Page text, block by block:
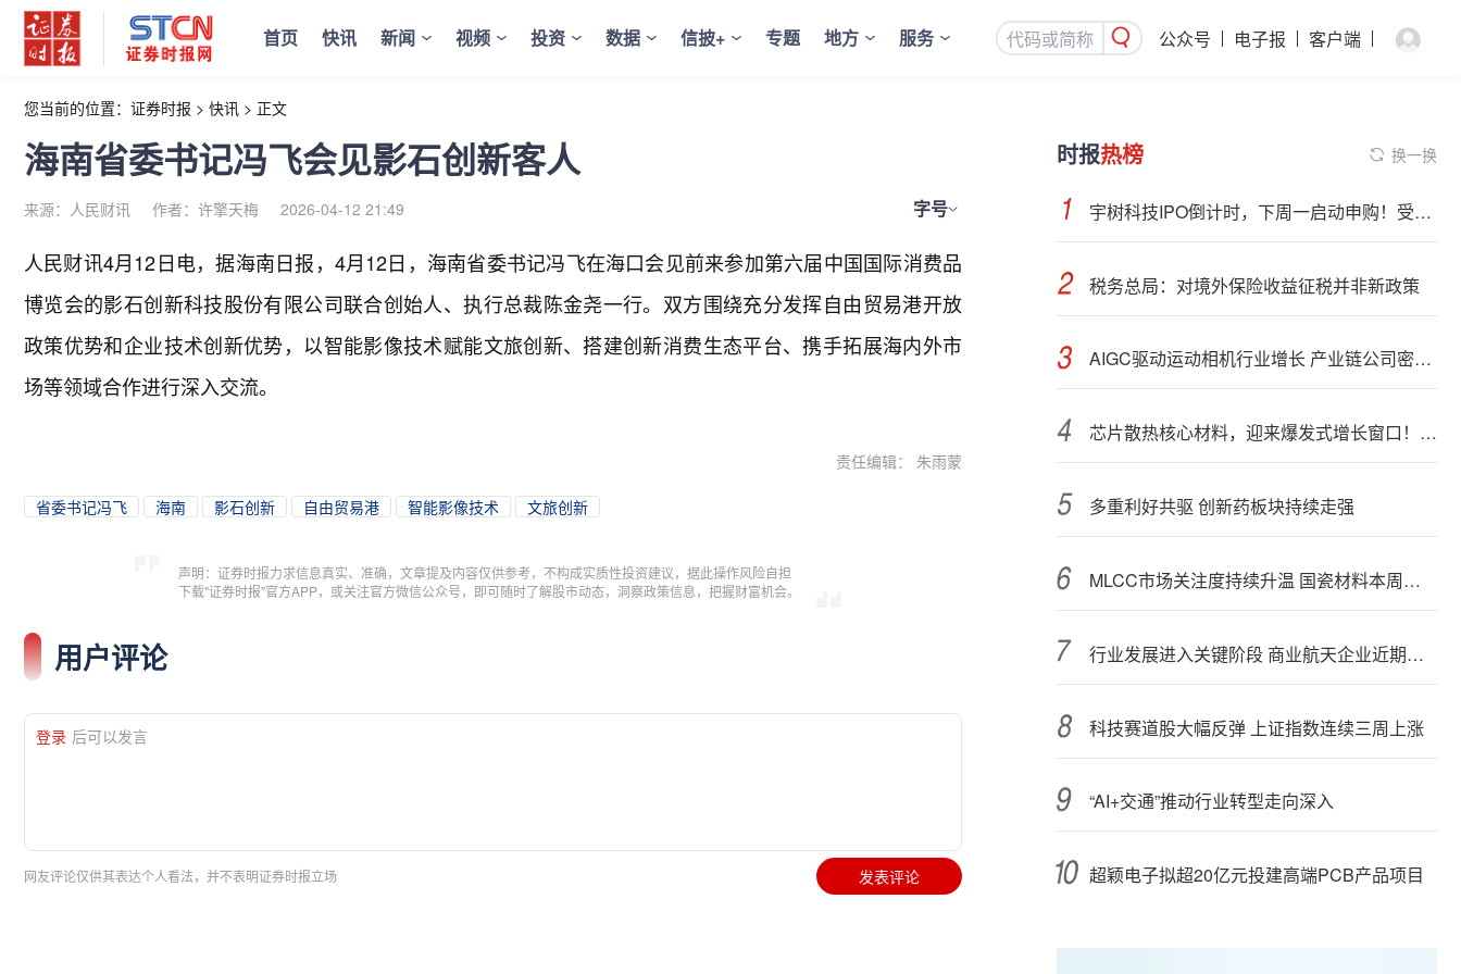
首页 快讯 新闻 视频 投资 数据 信披+ 专题 地方 服务 公众号 电子报 客户端
您当前的位置： 证券时报 > 快讯 > 正文
海南省委书记冯飞会见影石创新客人
来源：人民财讯 作者：许擎天梅 2026-04-12 21:49 字号
人民财讯4月12日电，据海南日报，4月12日，海南省委书记冯飞在海口会见前来参加第六届中国国际消费品
博览会的影石创新科技股份有限公司联合创始人、执行总裁陈金尧一行。双方围绕充分发挥自由贸易港开放
政策优势和企业技术创新优势，以智能影像技术赋能文旅创新、搭建创新消费生态平台、携手拓展海内外市
场等领域合作进行深入交流。
责任编辑： 朱雨蒙
省委书记冯飞 海南 影石创新 自由贸易港 智能影像技术 文旅创新
声明：证券时报力求信息真实、准确，文章提及内容仅供参考，不构成实质性投资建议，据此操作风险自担
下载"证券时报"官方APP，或关注官方微信公众号，即可随时了解股市动态，洞察政策信息，把握财富机会。
用户评论
登录 后可以发言
网友评论仅供其表达个人看法，并不表明证券时报立场 发表评论
时报热榜 换一换
宇树科技IPO倒计时，下周一启动申购！受益股曝光
税务总局：对境外保险收益征税并非新政策
AIGC驱动运动相机行业增长 产业链公司密集布局光学与AI芯片
芯片散热核心材料，迎来爆发式增长窗口！3只概念股年内涨幅翻倍
多重利好共驱 创新药板块持续走强
MLCC市场关注度持续升温 国瓷材料本周接受152家机构调研
行业发展进入关键阶段 商业航天企业近期密集融资
科技赛道股大幅反弹 上证指数连续三周上涨
“AI+交通”推动行业转型走向深入
超颖电子拟超20亿元投建高端PCB产品项目